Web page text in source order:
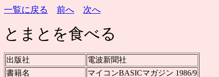
一覧に戻る 前へ 次へ
とまとを食べる
出版社
電波新聞社
書籍名
マイコンBASICマガジン 1986/9